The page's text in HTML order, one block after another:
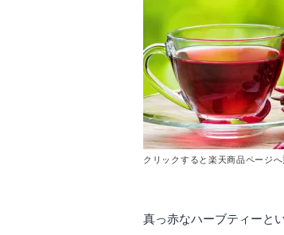
クリックすると楽天商品ページ
真っ赤なハーブティーと